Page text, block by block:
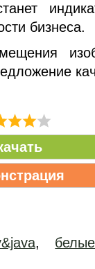
бизнеса.
, белые